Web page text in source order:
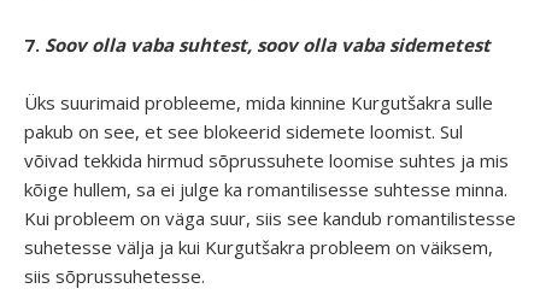
7. Soov olla vaba suhtest, soov olla vaba sidemetest
Üks suurimaid probleeme, mida kinnine Kurgutšakra sulle
pakub on see, et see blokeerid sidemete loomist. Sul
võivad tekkida hirmud sõprussuhete loomise suhtes ja mis
kõige hullem, sa ei julge ka romantilisesse suhtesse minna.
Kui probleem on väga suur, siis see kandub romantilistesse
suhetesse välja ja kui Kurgutšakra probleem on väiksem,
siis sõprussuhetesse.